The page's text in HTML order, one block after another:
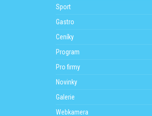
Sport
Gastro
Ceníky
Program
Pro firmy
Novinky
Galerie
Webkamera